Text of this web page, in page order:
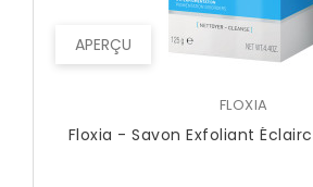
APERÇU
FLOXIA
Floxia - Savon Exfoliant